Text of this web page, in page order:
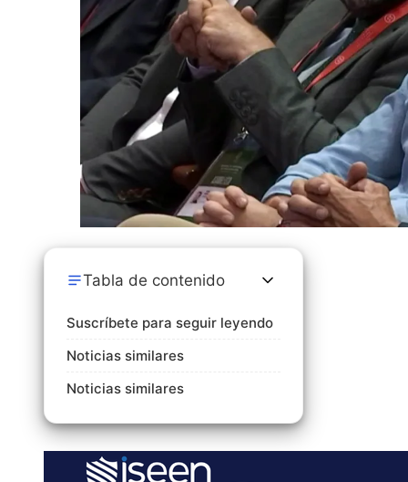
Tabla de contenido
Suscríbete para seguir leyendo
Noticias similares
Noticias similares